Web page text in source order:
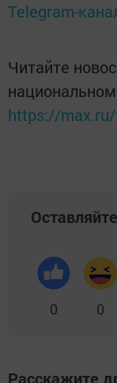
Telegram-
Читайте
https://
0 0
Расскажите